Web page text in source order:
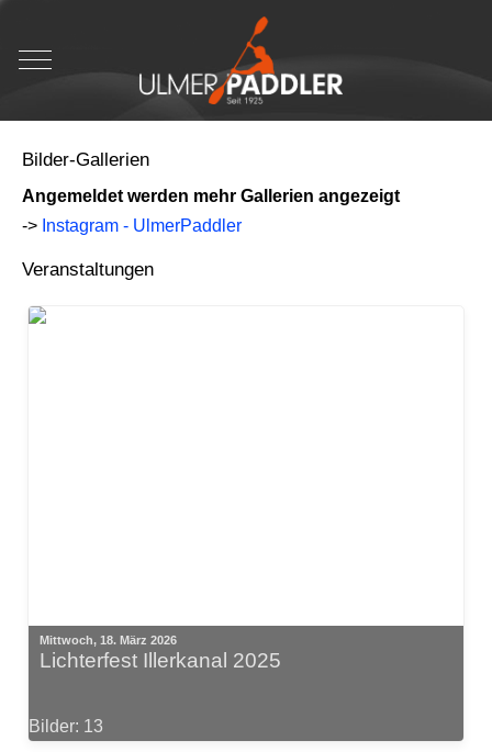
Mobile Menu Toggle
Bilder-Gallerien
Angemeldet werden mehr Gallerien angezeigt
-> Instagram - UlmerPaddler
Veranstaltungen
Mittwoch, 18. März 2026
Lichterfest Illerkanal 2025
Bilder: 13